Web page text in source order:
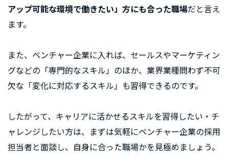
アップ可能な環境で働きたい」方にも合った職場だと言え
ます。
また、ベンチャー企業に入れば、セールスやマーケティン
グなどの「専門的なスキル」のほか、業界業種問わず不可
欠な「変化に対応するスキル」も習得できるのです。
したがって、キャリアに活かせるスキルを習得したい・チ
ャレンジしたい方は、まずは気軽にベンチャー企業の採用
担当者と面談し、自身に合った職場かを見極めましょう。